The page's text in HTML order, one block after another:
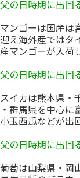
父の日時期に出回
マンゴーは国産は
迎え海外産ではタ
産マンゴーが入荷
父の日時期に出回
スイカは熊本県・
・群馬県を中心に
小玉西瓜などが出
父の日時期に出回
葡萄は山梨県・岡